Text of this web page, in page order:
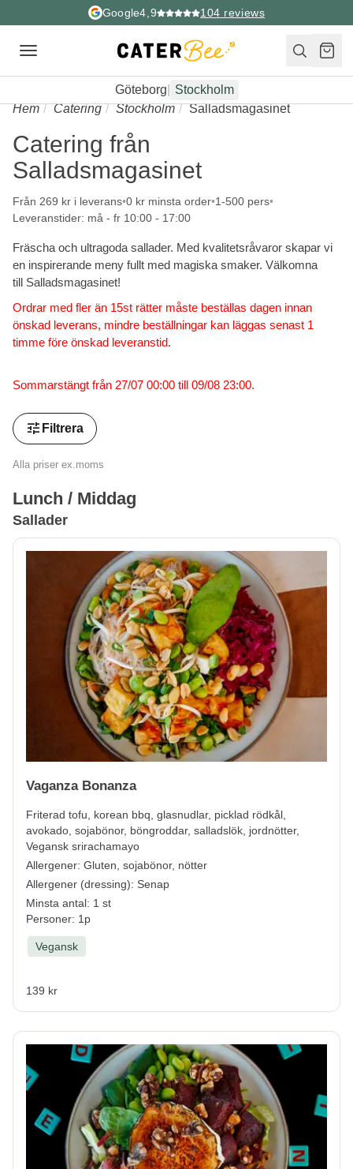
Google4,9 104 reviews
Toggle
Göteborg
Stockholm
Hem
Catering Stockholm Salladsmagasinet
Catering från
Salladsmagasinet
Från 269 kr i leverans 0 kr minsta order 1-500 pers
Leveranstider: må - fr 10:00 - 17:00
Fräscha och ultragoda sallader. Med kvalitetsråvaror skapar vi
en inspirerande meny fullt med magiska smaker. Välkomna
till Salladsmagasinet!
Ordrar med fler än 15st rätter måste beställas dagen innan
önskad leverans, mindre beställningar kan läggas senast 1
timme före önskad leveranstid.
Sommarstängt från 27/07 00:00 till 09/08 23:00.
tune Filtrera
Alla priser ex.moms
Lunch / Middag
Sallader
Vaganza Bonanza
Friterad tofu, korean bbq, glasnudlar, picklad rödkål,
avokado, sojabönor, böngroddar, salladslök, jordnötter,
Vegansk srirachamayo
Allergener: Gluten, sojabönor, nötter
Allergener (dressing): Senap
Minsta antal: 1 st
Personer: 1p
Vegansk
139 kr